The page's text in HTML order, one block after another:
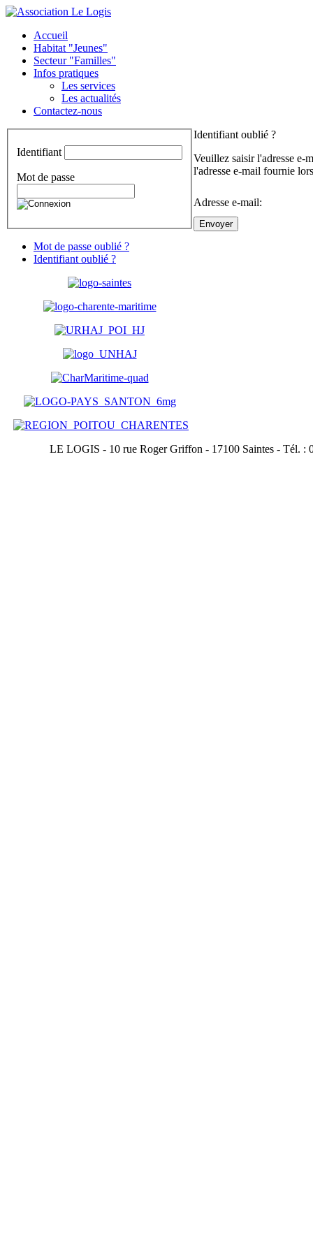
Accueil
Habitat "Jeunes"
Secteur "Familles"
Infos pratiques
Les services
Les actualités
Contactez-nous
Identifiant
Mot de passe
Mot de passe oublié ?
Identifiant oublié ?
Identifiant oublié ?
Veuillez saisir l'adresse e-
l'adresse e-mail fournie
Adresse e-mail:
Envoyer
LE LOGIS - 10 rue Roger Griffon - 17100 Saintes - Tél. :